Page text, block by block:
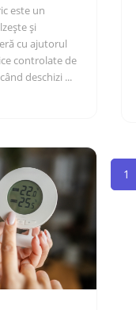
este un
și
cu ajutorul
controlate de
deschizi ...
1